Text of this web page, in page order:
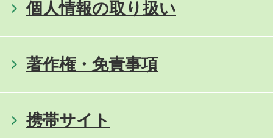
個人情報の取り扱い
著作権・免責事項
携帯サイト